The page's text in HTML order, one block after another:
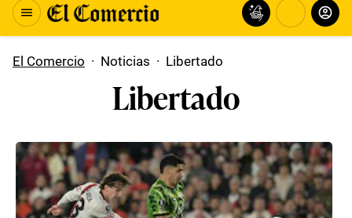
El Comercio · Noticias · Libertado
Libertado